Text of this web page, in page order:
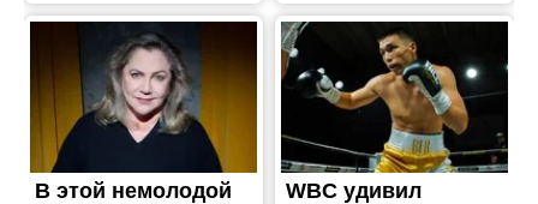
ЖИТТЯ
На Дніпропетровщині на
колії знайшли тіло
чоловіка
Опубліковано12.06.2023